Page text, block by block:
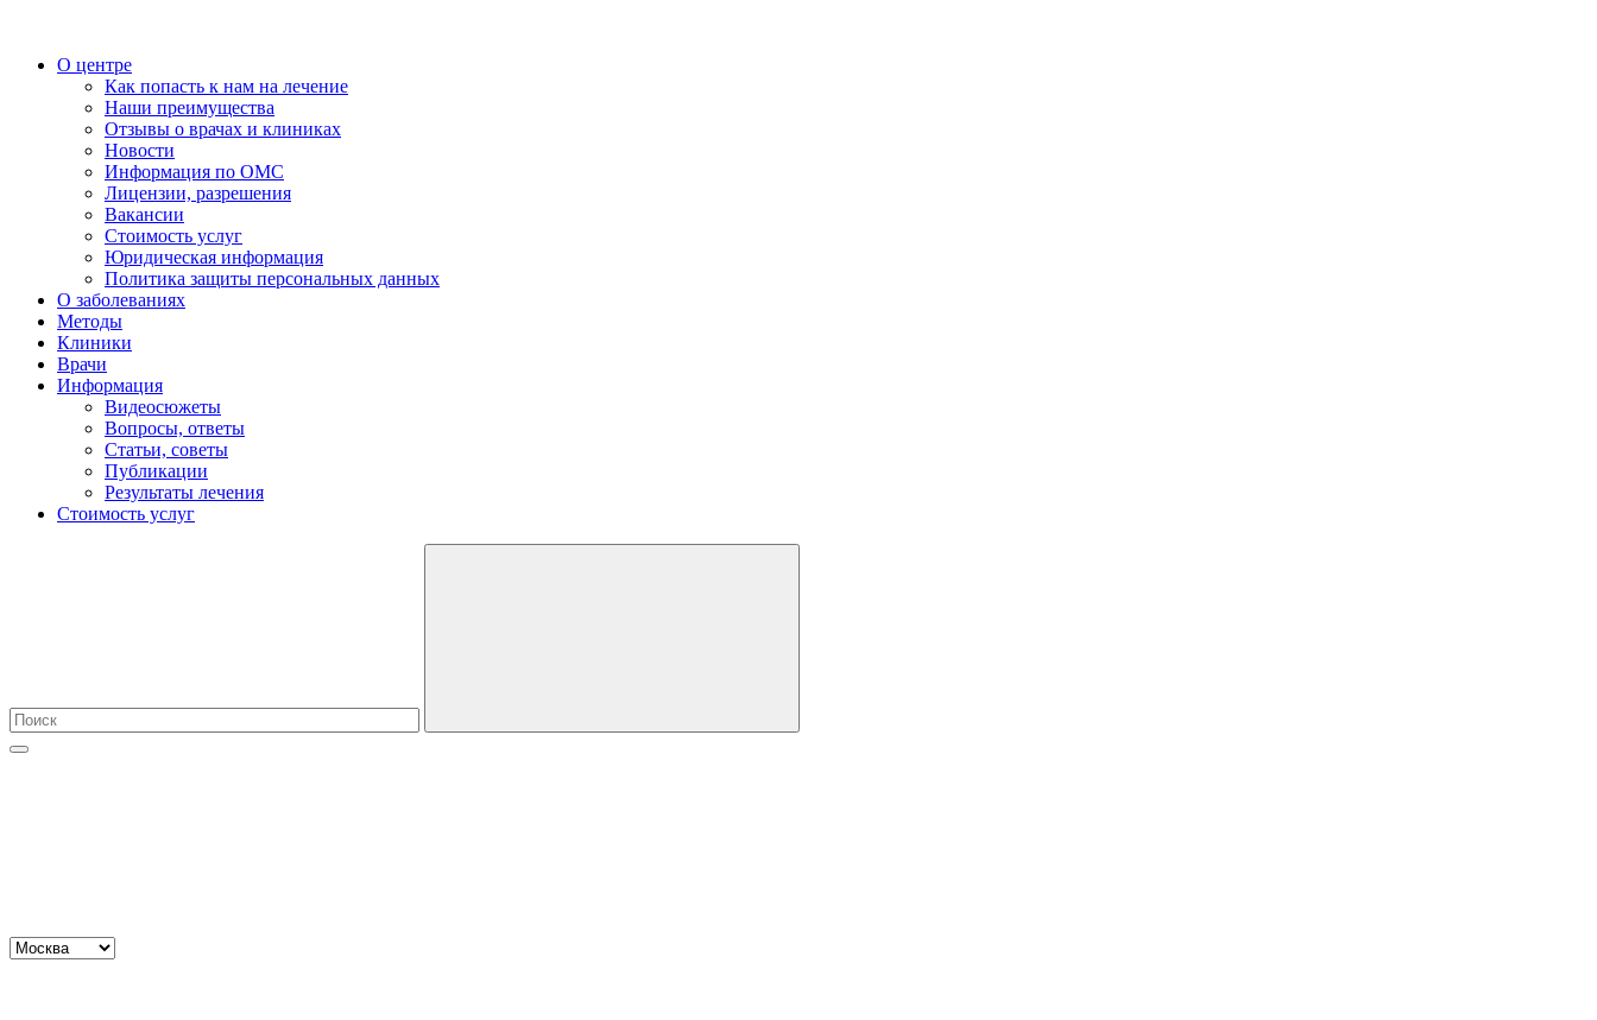
О центре
Как попасть к нам на лечение
Наши преимущества
Отзывы о врачах и клиниках
Новости
Информация по ОМС
Лицензии, разрешения
Вакансии
Стоимость услуг
Юридическая информация
Политика защиты персональных данных
О заболеваниях
Методы
Клиники
Врачи
Информация
Видеосюжеты
Вопросы, ответы
Статьи, советы
Публикации
Результаты лечения
Стоимость услуг